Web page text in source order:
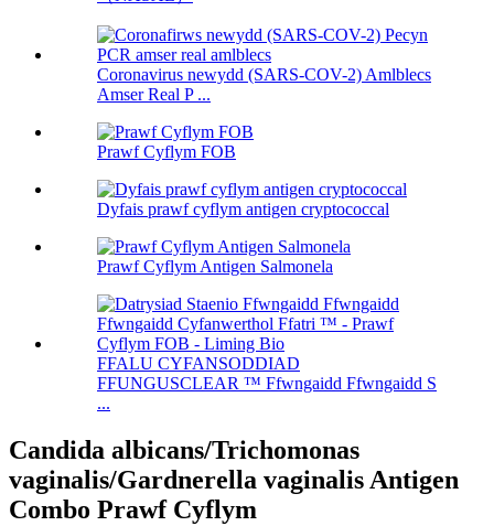
Coronavirus newydd (SARS-COV-2) Amlblecs
Amser Real P ...
Prawf Cyflym FOB
Dyfais prawf cyflym antigen cryptococcal
Prawf Cyflym Antigen Salmonela
FFALU CYFANSODDIAD
FFUNGUSCLEAR ™ Ffwngaidd Ffwngaidd S
...
Candida albicans/Trichomonas
vaginalis/Gardnerella vaginalis Antigen
Combo Prawf Cyflym